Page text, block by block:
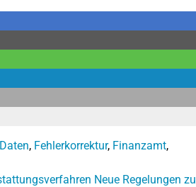
, Fehlerkorrektur, Finanzamt,
Neue Regelungen zu